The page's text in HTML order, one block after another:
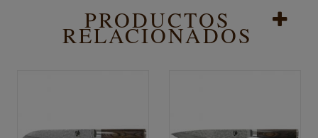
PRODUCTOS
RELACIONADOS